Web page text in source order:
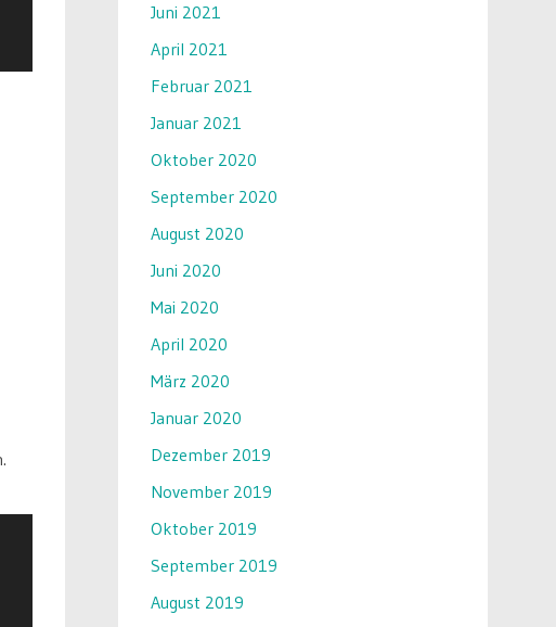
Juni 2021
April 2021
Februar 2021
Januar 2021
Oktober 2020
September 2020
August 2020
Juni 2020
Mai 2020
April 2020
März 2020
Januar 2020
Dezember 2019
November 2019
Oktober 2019
September 2019
August 2019